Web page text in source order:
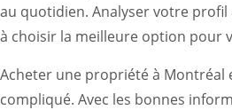
au quotidien. Analyser votre profil
à choisir la meilleure option pour
Acheter une propriété à Montréal
compliqué. Avec les bonnes